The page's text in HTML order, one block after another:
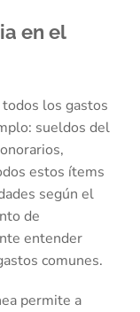
en el
los gastos
sueldos del
estos ítems
según el
de
entender
comunes.
permite a